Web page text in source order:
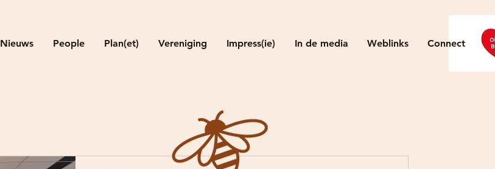
Nieuws People Plan(et) Vereniging Impress(ie) In de media Weblinks Connect